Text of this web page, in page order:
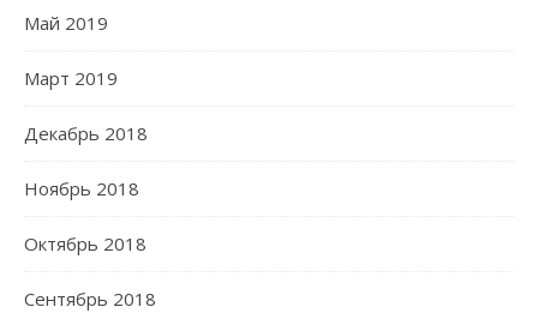
Май 2019
Март 2019
Декабрь 2018
Ноябрь 2018
Октябрь 2018
Сентябрь 2018